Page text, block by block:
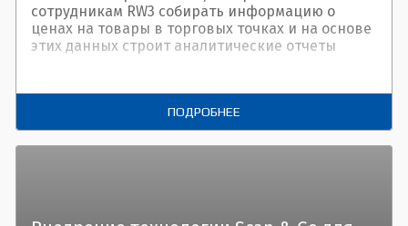
сотрудникам RW3 собирать информацию о
ценах на товары в торговых точках и на основе
этих данных строит аналитические отчеты
ПОДРОБНЕЕ